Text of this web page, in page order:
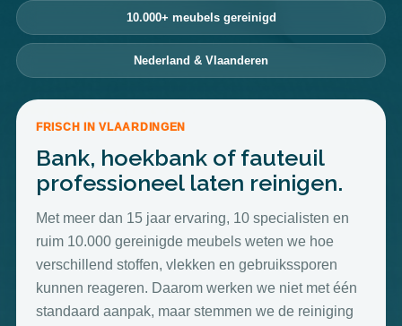
10.000+ meubels gereinigd
Nederland & Vlaanderen
FRISCH IN VLAARDINGEN
Bank, hoekbank of fauteuil
professioneel laten reinigen.
Met meer dan 15 jaar ervaring, 10 specialisten en
ruim 10.000 gereinigde meubels weten we hoe
verschillend stoffen, vlekken en gebruikssporen
kunnen reageren. Daarom werken we niet met één
standaard aanpak, maar stemmen we de reiniging